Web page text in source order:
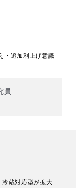
・追加利上げ意識
員
蔵対応型が拡大